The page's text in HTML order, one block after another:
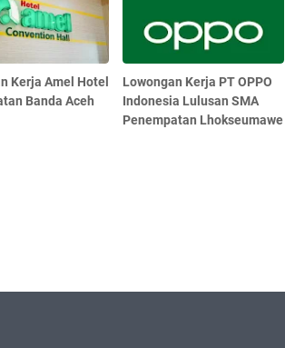
Kerja Amel Hotel
Banda Aceh
Lowongan Kerja PT OPPO
Indonesia Lulusan SMA
Penempatan Lhokseumawe